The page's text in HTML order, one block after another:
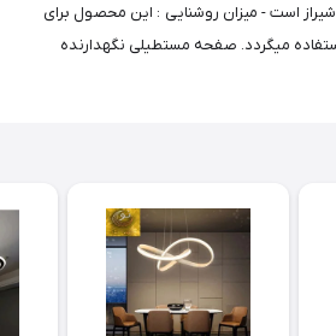
شیراز است - میزان روشنایی : این محصول برای
15 متر مربع استفاده میگردد. صفحه مستطیلی نگهدارنده